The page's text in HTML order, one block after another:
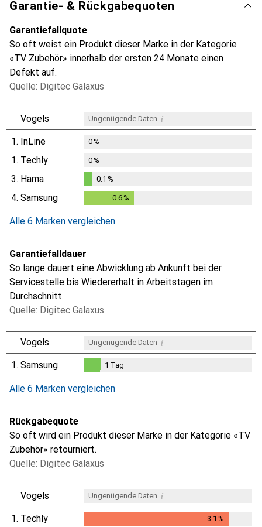
Garantie- & Rückgabequoten
Garantiefallquote
So oft weist ein Produkt dieser Marke in der Kategorie
«TV Zubehör» innerhalb der ersten 24 Monate einen
Defekt auf.
Quelle: Digitec Galaxus
Vogels Ungenügende Daten i
1. InLine 0%
1. Techly 0%
3. Hama
%
0.1 %
4. Samsung 0.6 %
Alle 6 Marken vergleichen
Garantiefalldauer
So lange dauert eine Abwicklung ab Ankunft bei der
Servicestelle bis Wiedererhalt in Arbeitstagen im
Durchschnitt.
Quelle: Digitec Galaxus
Vogels Ungenügende Daten i
1. Samsung 1 Tag
Alle 6 Marken vergleichen
Rückgabequote
So oft wird ein Produkt dieser Marke in der Kategorie «TV
Zubehör» retourniert.
Quelle: Digitec Galaxus
Vogels Ungenügende Daten i
1. Techly 3.1 %